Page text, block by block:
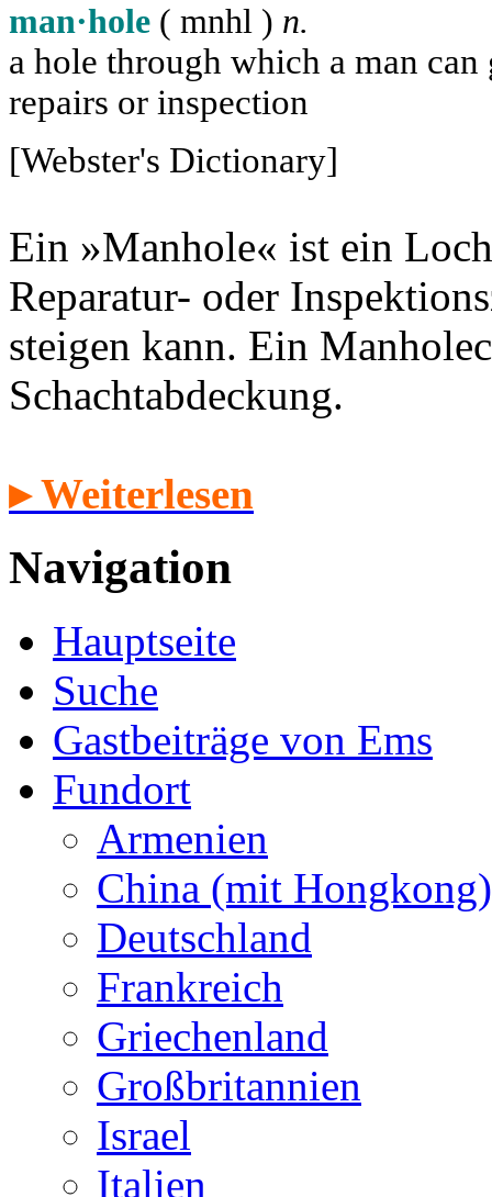
man·hole ( mnhl ) n.
a hole through which a man
repairs or inspection
[Webster's Dictionary]
Ein »Manhole« ist ein
Reparatur- oder
steigen kann. Ein
Schachtabdeckung.
▸ Weiterlesen
Navigation
Hauptseite
Suche
Gastbeiträge von Ems
Fundort
Armenien
China (mit Hongkong)
Deutschland
Frankreich
Griechenland
Großbritannien
Israel
Italien